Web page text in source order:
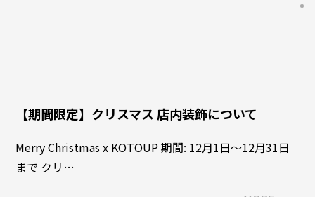
【期間限定】クリスマス 店内装飾について
Merry Christmas x KOTOUP 期間: 12月1日〜12月31日
まで クリ…